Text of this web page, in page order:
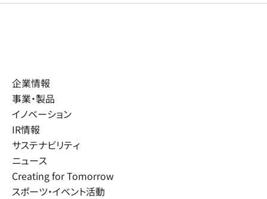
企業情報
事業・製品
イノベーション
IR情報
サステナビリティ
ニュース
Creating for Tomorrow
スポーツ・イベント活動